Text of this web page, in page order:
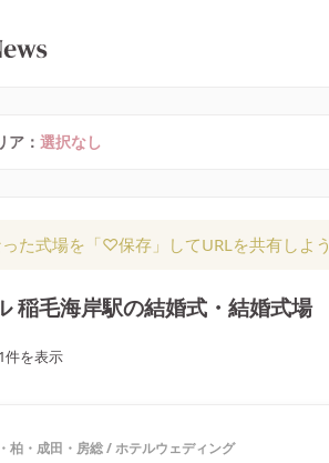
ア 選択なし
た式場を「♡保存」してURLを共有しよう
稲毛海岸駅の結婚式・結婚式場
1件を表示
柏・成田・房総/ホテルウェディング